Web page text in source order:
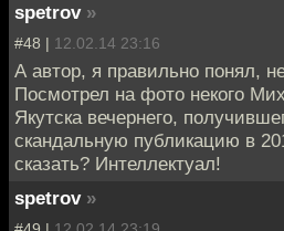
spetrov »
#48 | 12.02.14 23:16
А автор, я правильно понял,
Посмотрел на фото некого
Якутска вечернего,
скандальную публикацию в
сказать? Интеллектуал!
spetrov »